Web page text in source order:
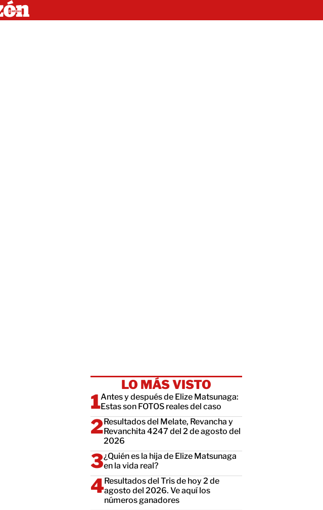
LO MÁS VISTO
Antes y después de Elize Matsunaga:
Estas son FOTOS reales del caso
Resultados del Melate, Revancha y
Revanchita 4247 del 2 de agosto del
2026
¿Quién es la hija de Elize Matsunaga
en la vida real?
Resultados del Tris de hoy 2 de
agosto del 2026. Ve aquí los
números ganadores